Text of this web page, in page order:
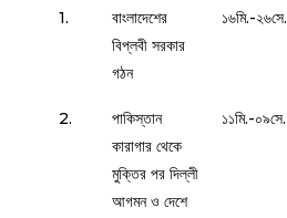
1.
বাংলাদেশের
বিপ্লবী সরকার
গঠন
১৬মি.-২৬সে.
2.
পাকিস্তান
কারাগার থেকে
মুক্তির পর দিল্লী
আগমন ও দেশে
১১মি.-০৯সে.